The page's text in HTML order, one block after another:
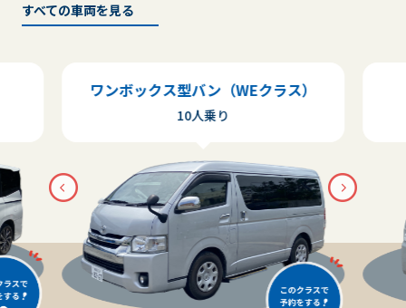
すべての車両を見る
ワンボックス型バン（WEクラス）
10人乗り